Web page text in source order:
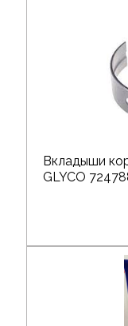
Вкладыши
GLYCO